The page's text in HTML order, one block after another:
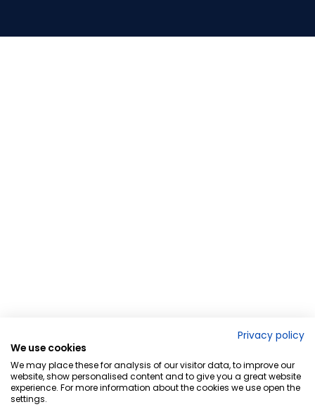
Privacy policy
We use cookies
We may place these for analysis of our visitor data, to improve our
website, show personalised content and to give you a great website
experience. For more information about the cookies we use open the
settings.